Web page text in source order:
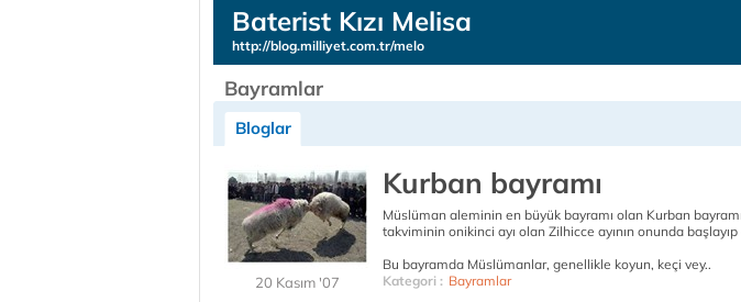
Baterist Kızı Melisa
http://blog.milliyet.com.tr/melo
Bayramlar
Bloglar
20 Kasım '07
Kurban bayramı
Müslüman aleminin en büyük bayramı olan Kurban
takviminin onikinci ayı olan Zilhicce ayının onunda
Bu bayramda Müslümanlar, genellikle koyun, keçi vey..
Kategori : Bayramlar